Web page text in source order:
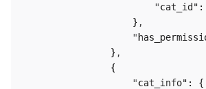
                    },
                },
                {
                    "cat_info": {